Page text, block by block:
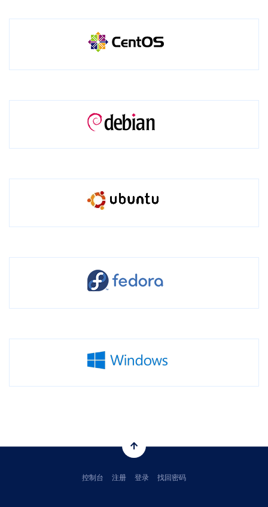
控制台 注册 登录 找回密码